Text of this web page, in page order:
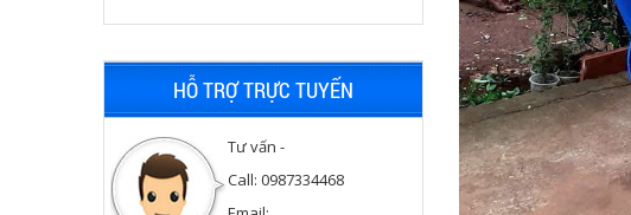
HỖ TRỢ TRỰC TUYẾN
Tư vấn -
Call: 0987334468